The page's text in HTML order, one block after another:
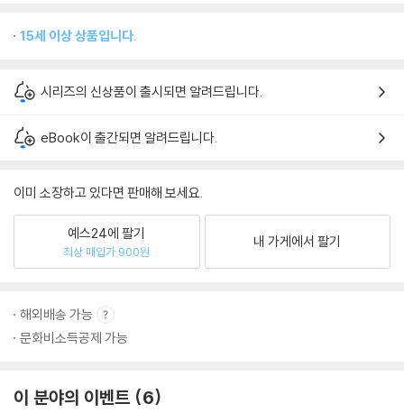
15세 이상 상품입니다.
시리즈의 신상품이 출시되면 알려드립니다.
eBook이 출간되면 알려드립니다.
이미 소장하고 있다면 판매해 보세요.
예스24에 팔기
최상 매입가 900원
내 가게에서 팔기
해외배송 가능
문화비소득공제 가능
이 분야의 이벤트 6